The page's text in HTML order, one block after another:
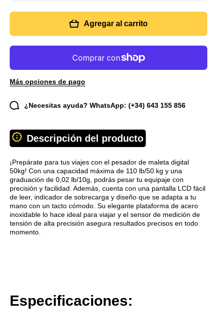
Pesador de
para colgar
Pesador
para
Agregar al carrito
Más opciones de pago
¿Necesitas ayuda? WhatsApp: (+34) 643 155 856
Descripción del producto
¡Prepárate para tus viajes con el pesador de maleta digital
50kg! Con una capacidad máxima de 110 lb/50 kg y una
graduación de 0,02 lb/10g, podrás pesar tu equipaje con
precisión y facilidad. Además, cuenta con una pantalla LCD fácil
de leer, indicador de sobrecarga y diseño que se adapta a tu
mano con un tacto cómodo. Su elegante plataforma de acero
inoxidable lo hace ideal para viajar y el sensor de medición de
tensión de alta precisión asegura resultados precisos en todo
momento.
Especificaciones: